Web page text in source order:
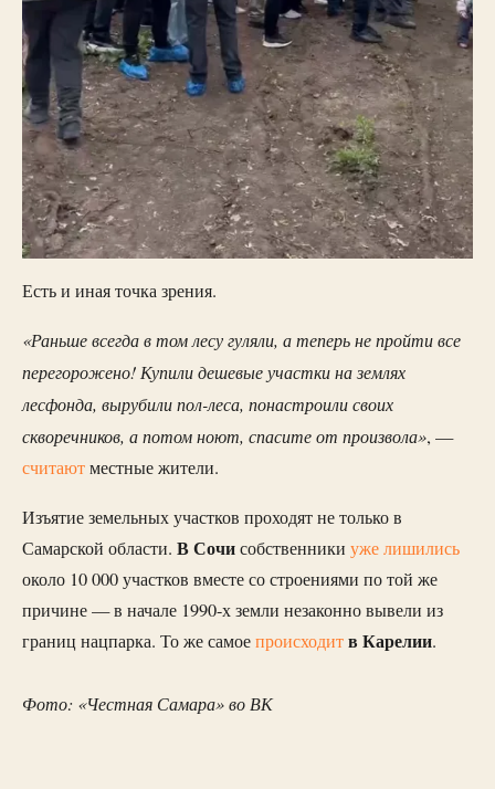
Есть и иная точка зрения.
«Раньше всегда в том лесу гуляли, а теперь не пройти все
перегорожено! Купили дешевые участки на землях
лесфонда, вырубили пол-леса, понастроили своих
скворечников, а потом ноют, спасите от произвола», —
считаютместные жители.
Изъятие земельных участков проходят не только в
Самарской области. В Сочисобственники уже лишились
около 10 000 участков вместе со строениями по той же
причине — в начале 1990-х земли незаконно вывели из
границ нацпарка. То же самоепроисходитв Карелии.
Фото: «Честная Самара» во ВК